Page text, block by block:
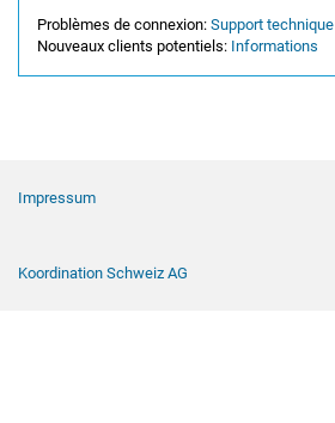
Problèmes de connexion: Support technique
Nouveaux clients potentiels: Informations
Impressum
Koordination Schweiz AG